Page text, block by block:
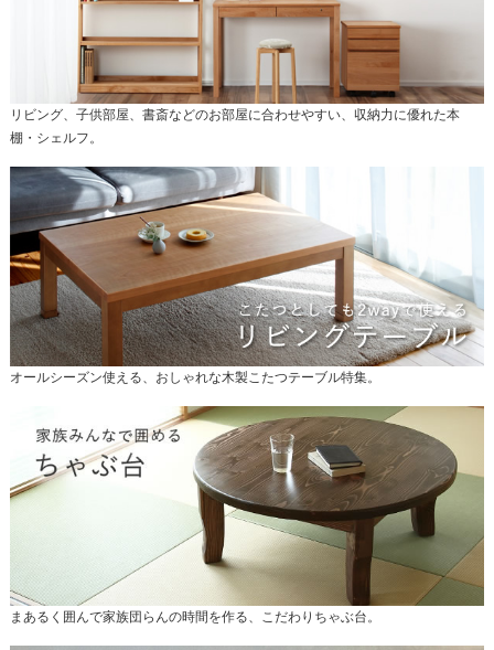
リビング、子供部屋、書斎などのお部屋に合わせやすい、収納力に優れた本
棚・シェルフ。
オールシーズン使える、おしゃれな木製こたつテーブル特集。
まあるく囲んで家族団らんの時間を作る、こだわりちゃぶ台。